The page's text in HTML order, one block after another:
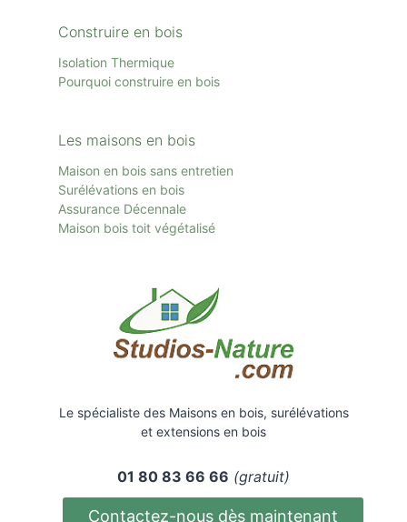
Construire en bois
Isolation Thermique
Pourquoi construire en bois
Les maisons en bois
Maison en bois sans entretien
Surélévations en bois
Assurance Décennale
Maison bois toit végétalisé
Le spécialiste des Maisons en bois, surélévations
et extensions en bois
01 80 83 66 66 (gratuit)
Contactez-nous dès maintenant